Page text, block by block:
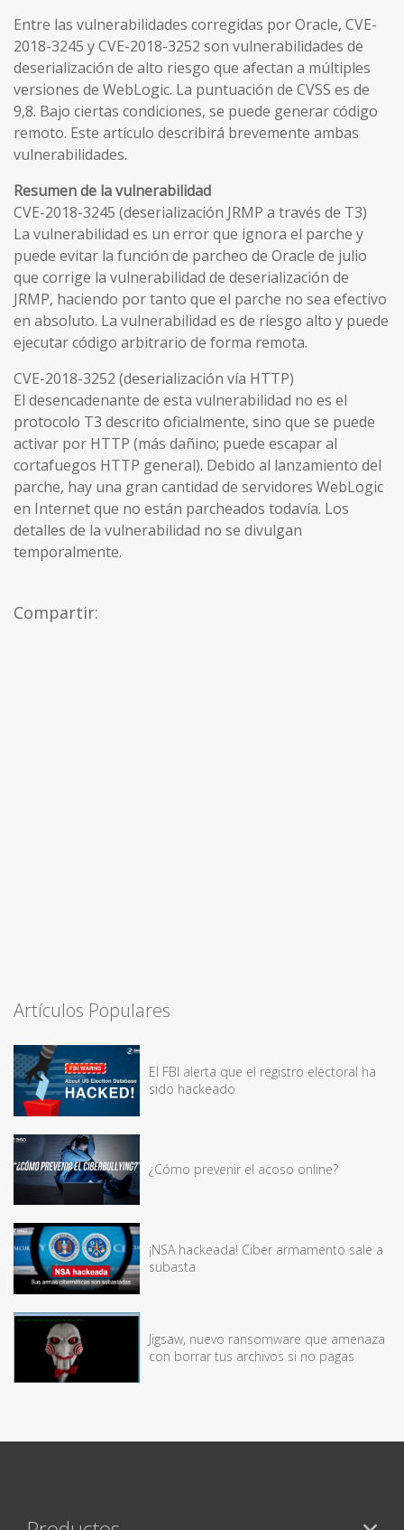
Entre las vulnerabilidades corregidas por Oracle, CVE-
2018-3245 y CVE-2018-3252 son vulnerabilidades de
deserialización de alto riesgo que afectan a múltiples
versiones de WebLogic. La puntuación de CVSS es de
9,8. Bajo ciertas condiciones, se puede generar código
remoto. Este artículo describirá brevemente ambas
vulnerabilidades.
Resumen de la vulnerabilidad
CVE-2018-3245 (deserialización JRMP a través de T3)
La vulnerabilidad es un error que ignora el parche y
puede evitar la función de parcheo de Oracle de julio
que corrige la vulnerabilidad de deserialización de
JRMP, haciendo por tanto que el parche no sea efectivo
en absoluto. La vulnerabilidad es de riesgo alto y puede
ejecutar código arbitrario de forma remota.
CVE-2018-3252 (deserialización vía HTTP)
El desencadenante de esta vulnerabilidad no es el
protocolo T3 descrito oficialmente, sino que se puede
activar por HTTP (más dañino; puede escapar al
cortafuegos HTTP general). Debido al lanzamiento del
parche, hay una gran cantidad de servidores WebLogic
en Internet que no están parcheados todavía. Los
detalles de la vulnerabilidad no se divulgan
temporalmente.
Compartir:
Artículos Populares
El FBI alerta que el registro electoral ha
sido hackeado
¿Cómo prevenir el acoso online?
¡NSA hackeada! Ciber armamento sale a
subasta
Jigsaw, nuevo ransomware que amenaza
con borrar tus archivos si no pagas